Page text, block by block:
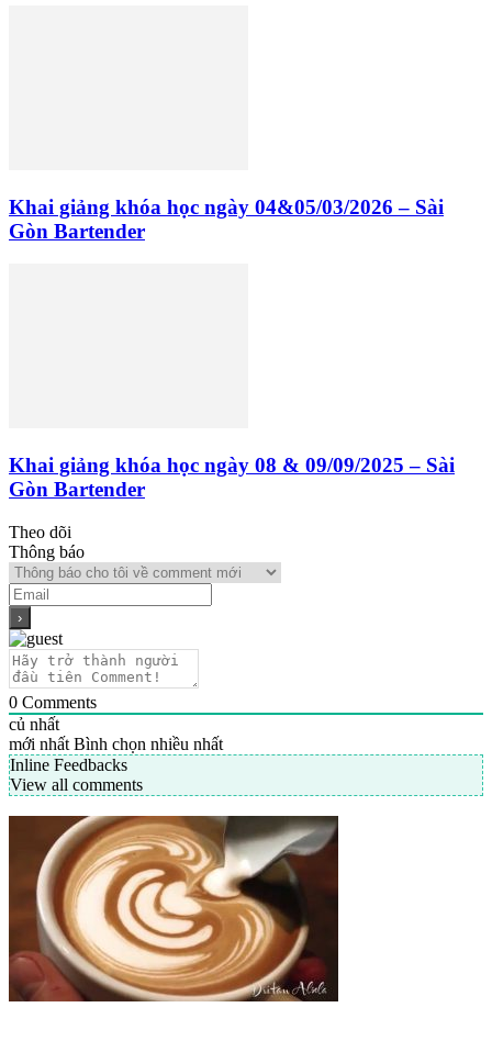
Khai giảng khóa học ngày 04&05/03/2026 – Sài
Gòn Bartender
Khai giảng khóa học ngày 08 & 09/09/2025 – Sài
Gòn Bartender
Theo dõi
Thông báo
0 Comments
củ nhất
mới nhất Bình chọn nhiều nhất
Inline Feedbacks
View all comments